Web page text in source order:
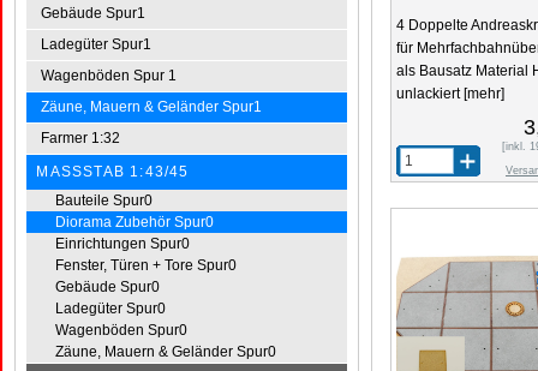
Gebäude Spur1
Ladegüter Spur1
Wagenböden Spur 1
Zäune, Mauern & Geländer Spur1
Farmer 1:32
MASSSTAB 1:43/45
Bauteile Spur0
Diorama Zubehör Spur0
Einrichtungen Spur0
Fenster, Türen + Tore Spur0
Gebäude Spur0
Ladegüter Spur0
Wagenböden Spur0
Zäune, Mauern & Geländer Spur0
4 Doppelte
für
als Bausatz Material
unlackiert[mehr]
[inkl.